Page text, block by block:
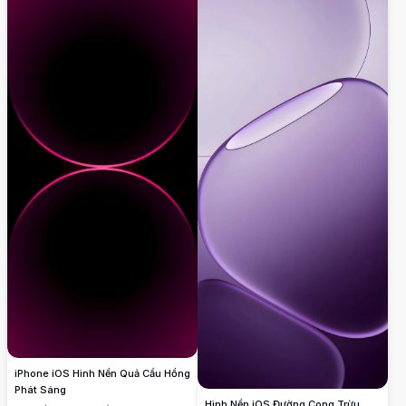
iPhone iOS Hình Nền Quả Cầu Hồng
Phát Sáng